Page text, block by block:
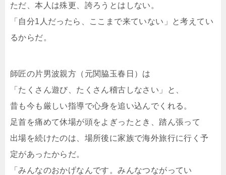
ただ、本人は殊更、誇ろうとはしない。
「自分1人だったら、ここまで来ていない」と考えてい
るからだ。
師匠の片男波親方（元関脇玉春日）は
「たくさん遊び、たくさん稽古しなさい」と、
昔も今も厳しい指導で心身を追い込んでくれる。
足首を痛めて休場が頭をよぎったとき、踏ん張って
出場を続けたのは、場所後に家族で海外旅行に行く予
定があったからだ。
「みんなのおかげなんです。みんなつながってい